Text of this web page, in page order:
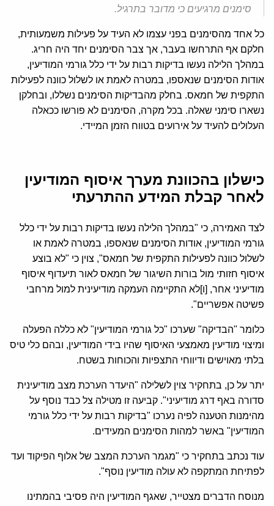
סימנים מרגיעים כי מדובר בתרגיל.
כל אחד מהסימנים בפני עצמו לא העיד על פעילות משמעותית,
חלקם אף התרחשו בעבר, אך צבר הסימנים יחד היה חריג.
במהלך הלילה נעשו בדיקות רבות על ידי כלל גורמי המודיעין,
אודות הסימנים שנאספו, במטרה לאמת או לשלול כוונה לפעילות
התקפית של חמאס. בחלק מהבדיקות הסימנים נשללו, ובחלקן
נשארו סימני שאלה. בכל מקרה, הסימנים לא פורשו ככאלה
העלולים להעיד על אירועים בטווח הזמן המיידי.
כישלון בהכוונת מערך איסוף המודיעין
לאחר קבלת המידע ההתרעתי
לצד האמירה, כי "במהלך הלילה נעשו בדיקות רבות על ידי כלל
גורמי המודיעין, אודות הסימנים שנאספו, במטרה לאמת או
לשלול כוונה לפעילות התקפית של חמאס", צוין כי "לא בוצע
איסוף חזותי מול בורות השיגור של חמאס לאור תיעדוף איסוף
מודיעיני אחר, [ו]לא התקיימה העמקה מודיעינית למול מרחבי
פשיטה אפשריים".
כלומר "הבדיקה" שערכו "כל גורמי המודיעין" לא כללה הפעלה
ומיצוי מודיעין מאמצעי האיסוף שהיו בידי המודיעין, ובהם כלי טיס
בלתי מאוישים ודיווחי התצפיות והכוחות בשטח.
יתר על כן, בתחקיר צוין לשלילה "היעדר הערכת מצב מודיעינית
סדורה באף דרג מודיעיני". קביעה זו מטילה צל כבד נוסף על
מהימנות הטענה לפיה נערכו "בדיקות רבות על ידי כלל גורמי
המודיעין" באשר למהות הסימנים המעידים.
עוד נכתב בתחקיר כי "מגמר הערכת המצב של אלוף הפיקוד ועד
לפתיחת המתקפה לא עולה מודיעין נוסף".
מנוסח הדברים מצטייר, שאגף המודיעין היה פסיבי בהמתינו